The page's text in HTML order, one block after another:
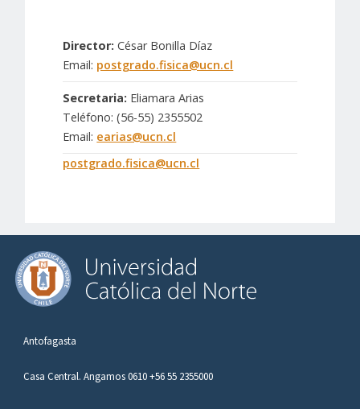
Director: César Bonilla Díaz
Email: postgrado.fisica@ucn.cl
Secretaria: Eliamara Arias
Teléfono: (56-55) 2355502
Email: earias@ucn.cl
postgrado.fisica@ucn.cl
Antofagasta
Casa Central. Angamos 0610 +56 55 2355000